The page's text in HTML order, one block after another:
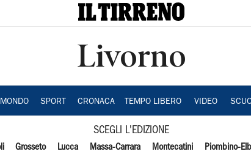
Livorno
SPORT CRONACA TEMPO LIBERO VIDEO
SCEGLI L'EDIZIONE
Grosseto Lucca Massa-Carrara Montecatini Piombino-